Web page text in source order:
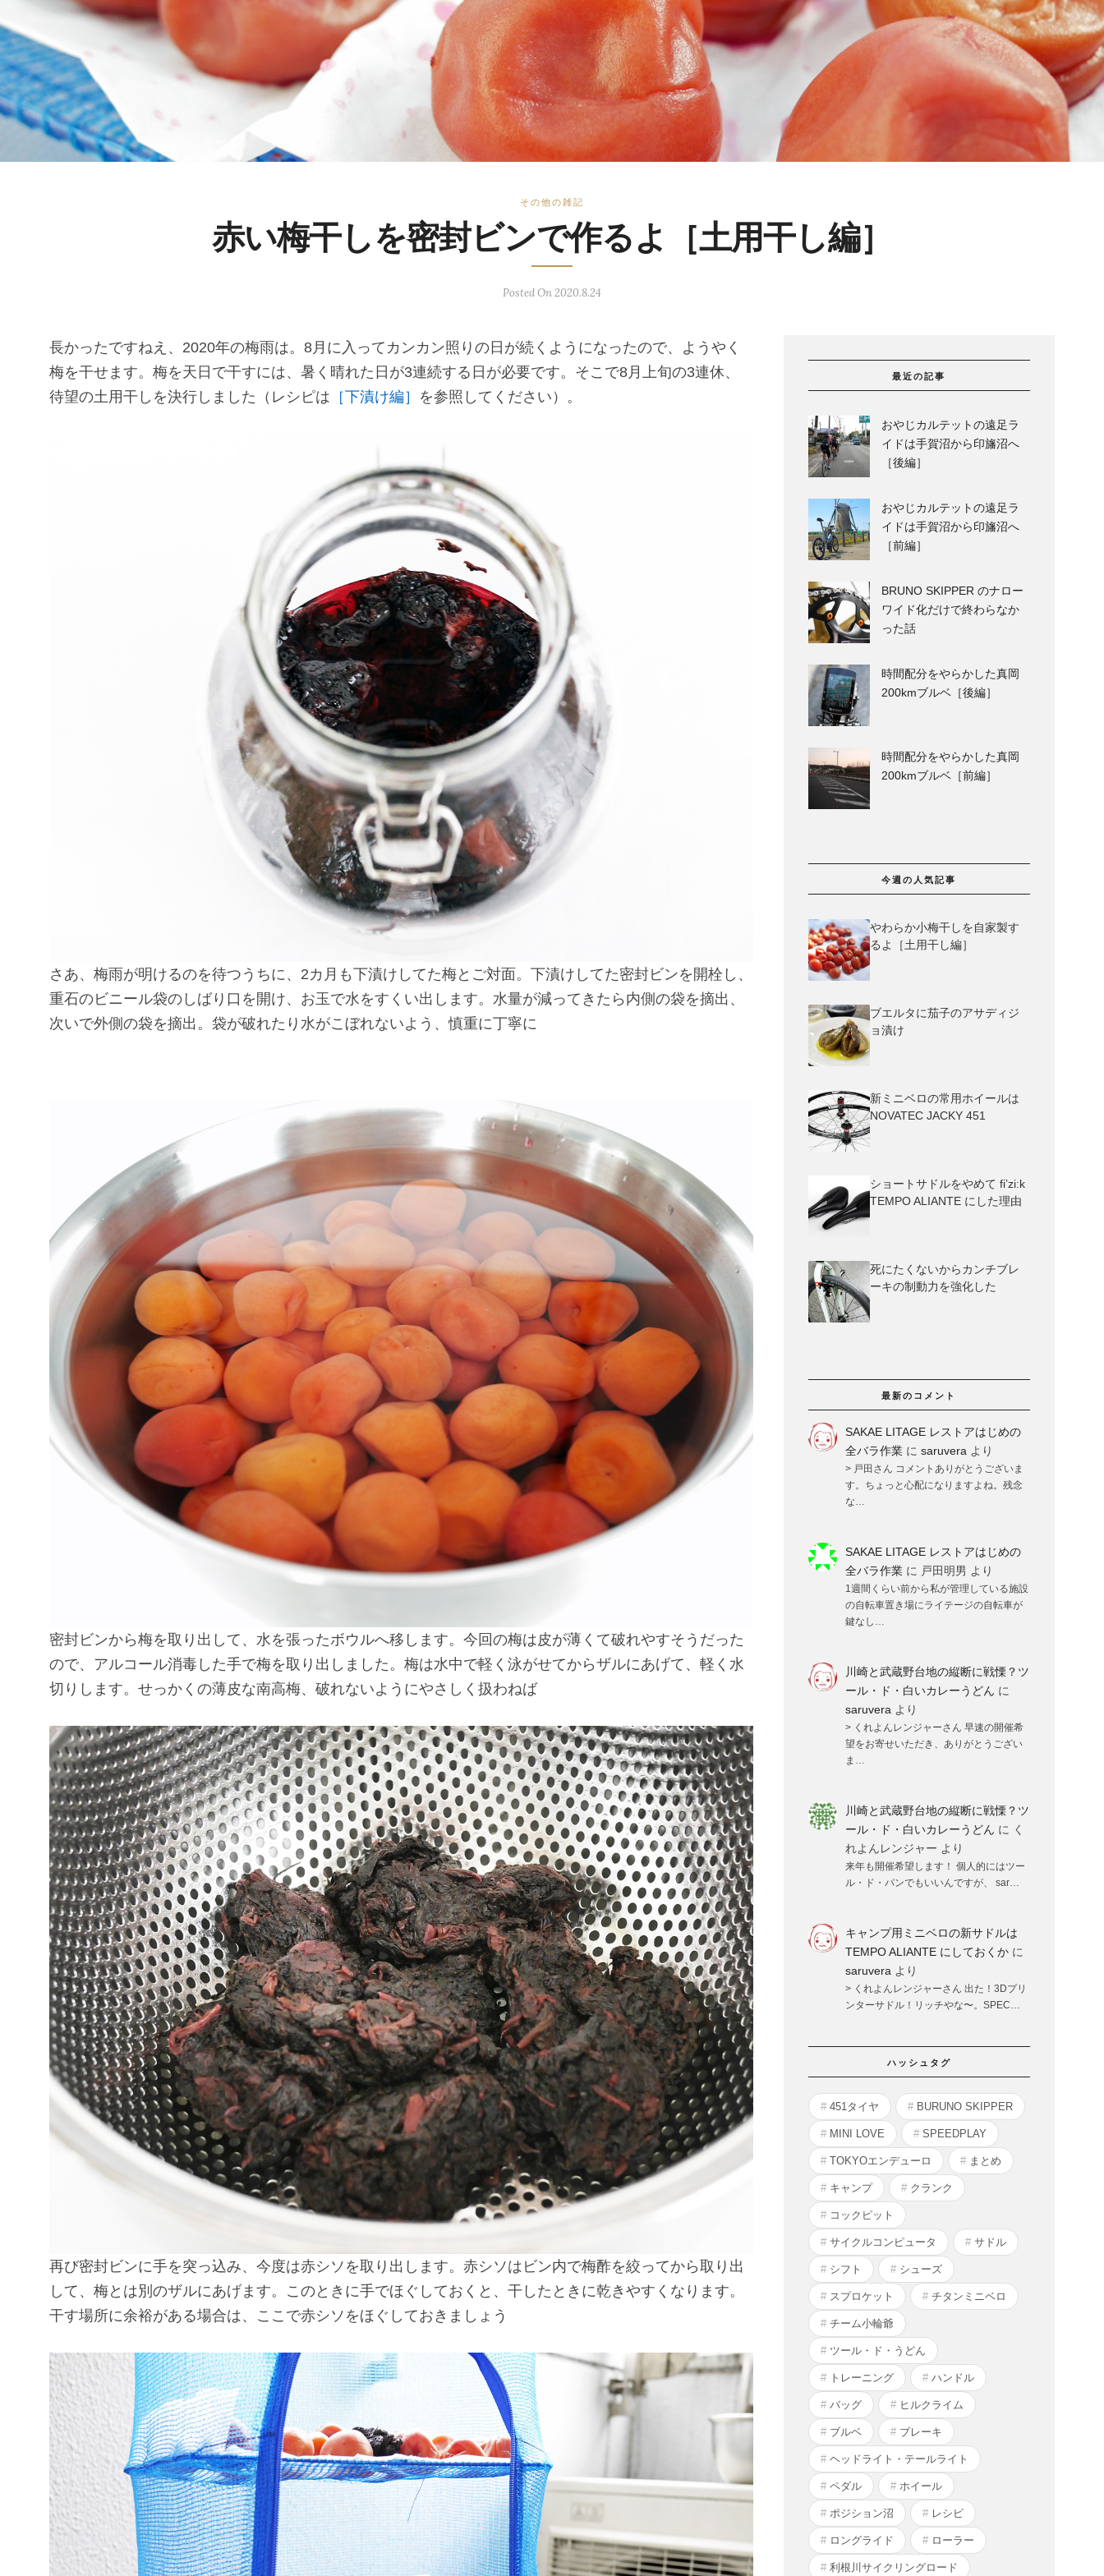
その他の雑記
赤い梅干しを密封ビンで作るよ［土用干し編］
Posted On 2020.8.24
長かったですねえ、2020年の梅雨は。8月に入ってカンカン照りの日が続くようになったので、ようやく
梅を干せます。梅を天日で干すには、暑く晴れた日が3連続する日が必要です。そこで8月上旬の3連休、
待望の土用干しを決行しました（レシピは ［下漬け編］ を参照してください）。
さあ、梅雨が明けるのを待つうちに、2カ月も下漬けしてた梅とご対面。下漬けしてた密封ビンを開栓し、
重石のビニール袋のしばり口を開け、お玉で水をすくい出します。水量が減ってきたら内側の袋を摘出、
次いで外側の袋を摘出。袋が破れたり水がこぼれないよう、慎重に丁寧に
密封ビンから梅を取り出して、水を張ったボウルへ移します。今回の梅は皮が薄くて破れやすそうだった
ので、アルコール消毒した手で梅を取り出しました。梅は水中で軽く泳がせてからザルにあげて、軽く水
切りします。せっかくの薄皮な南高梅、破れないようにやさしく扱わねば
再び密封ビンに手を突っ込み、今度は赤シソを取り出します。赤シソはビン内で梅酢を絞ってから取り出
して、梅とは別のザルにあげます。このときに手でほぐしておくと、干したときに乾きやすくなります。
干す場所に余裕がある場合は、ここで赤シソをほぐしておきましょう
最近の記事
おやじカルテットの遠足ラ
イドは手賀沼から印旛沼へ
［後編］
おやじカルテットの遠足ラ
イドは手賀沼から印旛沼へ
［前編］
BRUNO SKIPPER のナロー
ワイド化だけで終わらなか
った話
時間配分をやらかした真岡
200kmブルベ［後編］
時間配分をやらかした真岡
200kmブルベ［前編］
今週の人気記事
やわらか小梅干しを自家製す
るよ［土用干し編］
ブエルタに茄子のアサディジ
ョ漬け
新ミニベロの常用ホイールは
NOVATEC JACKY 451
ショートサドルをやめて fi’zi:k
TEMPO ALIANTE にした理由
死にたくないからカンチブレ
ーキの制動力を強化した
最新のコメント
SAKAE LITAGE レストアはじめの
全バラ作業 にsaruvera より
> 戸田さん コメントありがとうございま
す。ちょっと心配になりますよね。残念
な…
SAKAE LITAGE レストアはじめの
全バラ作業 に 戸田明男 より
1週間くらい前から私が管理している施設
の自転車置き場にライテージの自転車が
鍵なし…
川崎と武蔵野台地の縦断に戦慄？ツ
ール・ド・白いカレーうどん に
saruvera より
> くれよんレンジャーさん 早速の開催希
望をお寄せいただき、ありがとうござい
ま…
川崎と武蔵野台地の縦断に戦慄？ツ
ール・ド・白いカレーうどん に く
れよんレンジャー より
来年も開催希望します！ 個人的にはツー
ル・ド・パンでもいいんですが、 sar…
キャンプ用ミニベロの新サドルは
TEMPO ALIANTE にしておくか に
saruvera より
> くれよんレンジャーさん 出た！3Dプリ
ンターサドル！リッチやな〜。SPEC…
ハッシュタグ
451タイヤ BURUNO SKIPPER
MINI LOVE SPEEDPLAY
TOKYOエンデューロ まとめ
キャンプ クランク
コックピット
サイクルコンピュータ サドル
シフト シューズ
スプロケット チタンミニベロ
チーム小輪爺
ツール・ド・うどん
トレーニング ハンドル
バッグ ヒルクライム
ブルベ ブレーキ
ヘッドライト・テールライト
ペダル ホイール
ポジション沼 レシピ
ロングライド ローラー
利根川サイクリングロード